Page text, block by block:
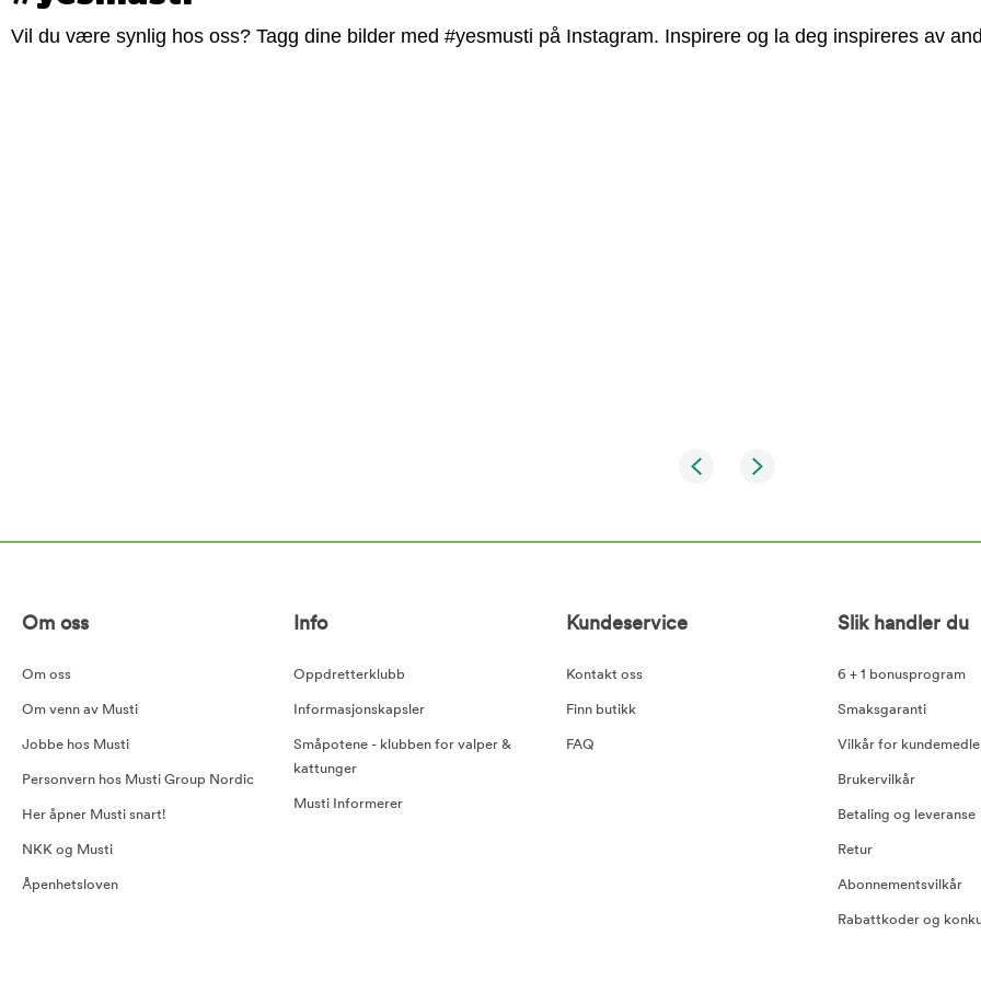
Vil du være synlig hos oss? Tagg dine bilder med #yesmusti på Instagram. Inspirere og la deg inspireres av
Om oss
Om oss
Om venn av Musti
Jobbe hos Musti
Personvern hos Musti Group Nordic
Her åpner Musti snart!
NKK og Musti
Åpenhetsloven
Info
Oppdretterklubb
Informasjonskapsler
Småpotene - klubben for valper &
kattunger
Musti Informerer
Kundeservice
Kontakt oss
Finn butikk
FAQ
Slik handler du
6 + 1 bonusprogram
Smaksgaranti
Vilkår for
Brukervilkår
Betaling og leveranse
Retur
Abonnementsvilkår
Rabattkoder og